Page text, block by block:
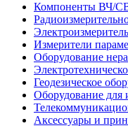
Компоненты ВЧ/
Измерители
Оборудование
Геодезическое
Оборудование
Аксессуары и